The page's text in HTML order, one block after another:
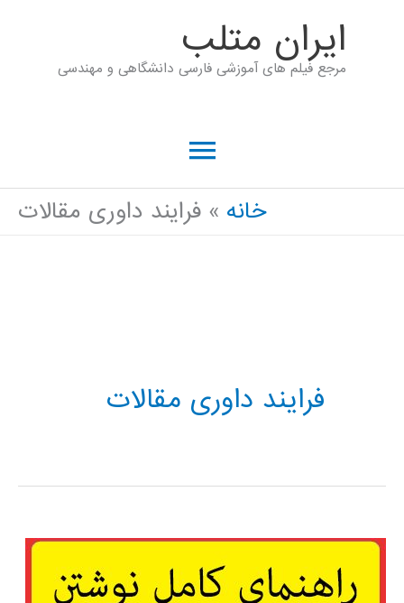
ايران متلب
مرجع فیلم های آموزشی فارسی دانشگاهی و مهندسی
فهرست
اصلی خانه فرایند داوری مقالات
فرایند داوری مقالات